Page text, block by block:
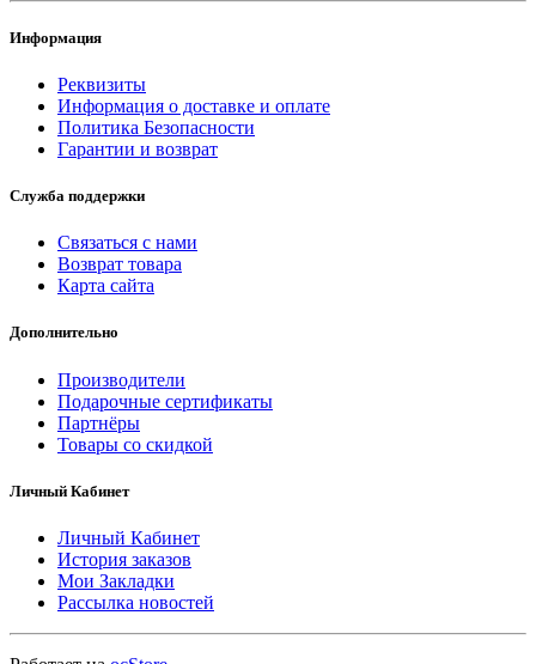
Информация
Реквизиты
Информация о доставке и оплате
Политика Безопасности
Гарантии и возврат
Служба поддержки
Связаться с нами
Возврат товара
Карта сайта
Дополнительно
Производители
Подарочные сертификаты
Партнёры
Товары со скидкой
Личный Кабинет
Личный Кабинет
История заказов
Мои Закладки
Рассылка новостей